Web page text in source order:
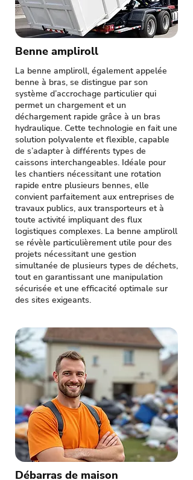
Benne ampliroll
La benne ampliroll, également appelée
benne à bras, se distingue par son
système d’accrochage particulier qui
permet un chargement et un
déchargement rapide grâce à un bras
hydraulique. Cette technologie en fait une
solution polyvalente et flexible, capable
de s’adapter à différents types de
caissons interchangeables. Idéale pour
les chantiers nécessitant une rotation
rapide entre plusieurs bennes, elle
convient parfaitement aux entreprises de
travaux publics, aux transporteurs et à
toute activité impliquant des flux
logistiques complexes. La benne ampliroll
se révèle particulièrement utile pour des
projets nécessitant une gestion
simultanée de plusieurs types de déchets,
tout en garantissant une manipulation
sécurisée et une efficacité optimale sur
des sites exigeants.
Débarras de maison